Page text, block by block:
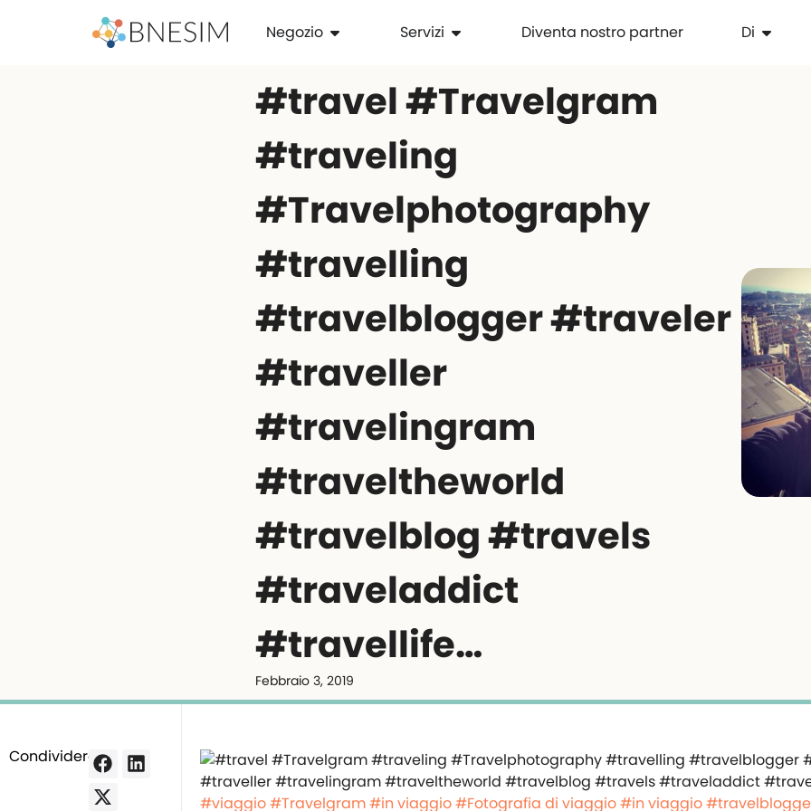
Negozio Servizi Diventa nostro partner Di
#travel #Travelgram
#traveling
#Travelphotography
#travelling
#travelblogger #traveler
#traveller
#travelingram
#traveltheworld
#travelblog #travels
#traveladdict
#travellife…
Febbraio 3, 2019
Condividere:
#viaggio#Travelgram#in viaggio#Fotografia di viaggio#in viaggio